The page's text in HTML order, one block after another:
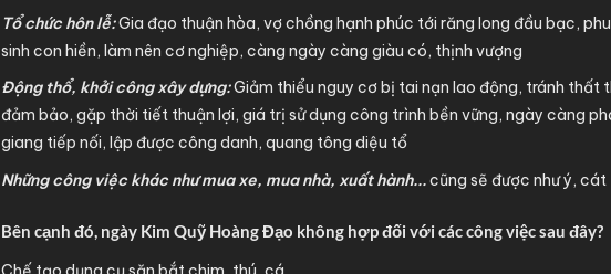
Tổ chức hôn lễ:Gia đạo thuận hòa, vợ chồng hạnh phúc tới răng long đầu bạc,
sinh con hiền, làm nên cơ nghiệp, càng ngày càng giàu có, thịnh vượng
Động thổ, khởi công xây dựng:Giảm thiểu nguy cơ bị tai nạn lao động, tránh
đảm bảo, gặp thời tiết thuận lợi, giá trị sử dụng công trình bền vững, ngày càng
giang tiếp nối, lập được công danh, quang tông diệu tổ
Những công việc khác như mua xe, mua nhà, xuất hành...cũng sẽ được như ý,
Bên cạnh đó, ngày Kim Quỹ Hoàng Đạo không hợp đối với các công việc sau đây?